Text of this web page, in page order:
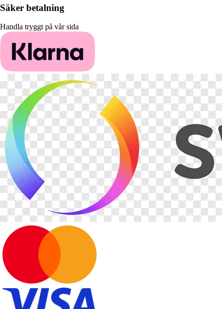
Säker betalning
Handla tryggt på vår sida